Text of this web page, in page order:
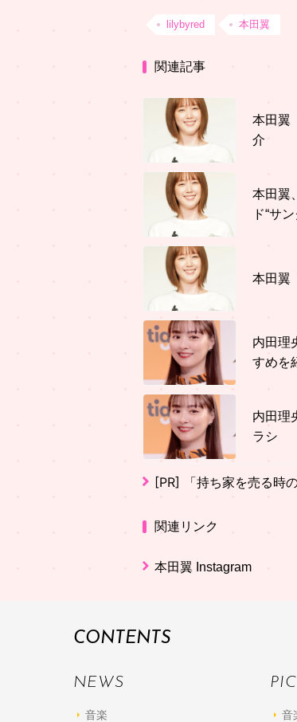
lilybyred 本田翼
関連記事
本田翼
介
本田翼
ド“サ
本田翼
内田理
すめを
内田理
ラシ
[PR] 「持ち家を売る時
関連リンク
本田翼 Instagram
CONTENTS
NEWS
音楽 音